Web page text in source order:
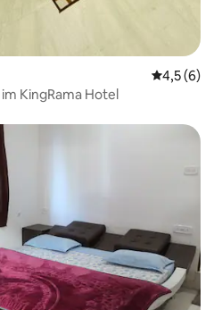
4,5 (6)
KingRama Hotel